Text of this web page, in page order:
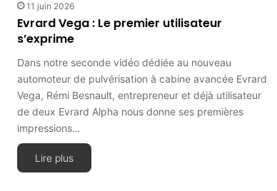
11 juin 2026
Evrard Vega : Le premier utilisateur
s’exprime
Dans notre seconde vidéo dédiée au nouveau
automoteur de pulvérisation à cabine avancée Evrard
Vega, Rémi Besnault, entrepreneur et déjà utilisateur
de deux Evrard Alpha nous donne ses premières
impressions…
Lire plus